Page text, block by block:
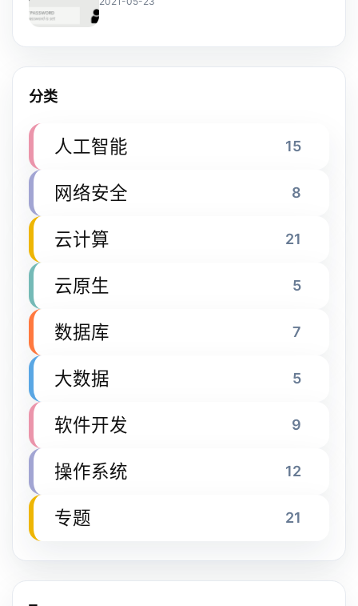
分类
人工智能 15
网络安全 8
云计算 21
云原生 5
数据库 7
大数据 5
软件开发 9
操作系统 12
专题 21